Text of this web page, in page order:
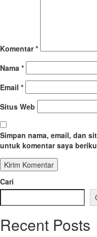
Komentar*
Nama *
Email *
Situs Web
Simpan nama, email, dan
untuk komentar saya
Cari
Recent Posts